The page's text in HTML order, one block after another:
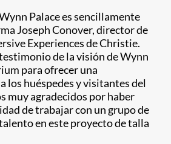
Palace es sencillamente
Joseph Conover, director de
Experiences de Christie.
de la visión de Wynn
para ofrecer una
los huéspedes y visitantes del
muy agradecidos por haber
de trabajar con un grupo de
en este proyecto de talla